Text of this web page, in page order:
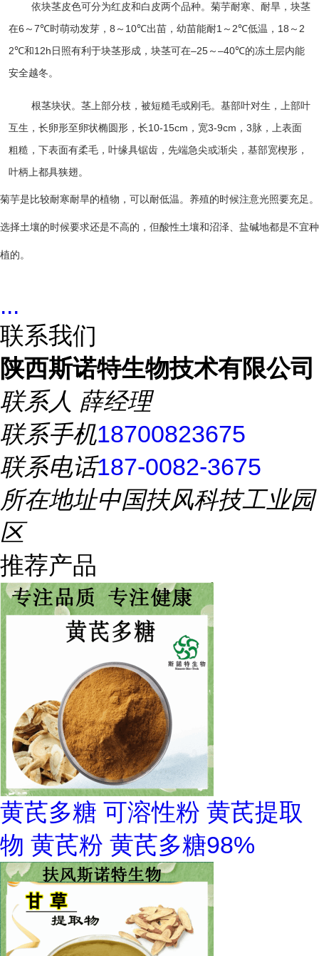
依块茎皮色可分为红皮和白皮两个品种。菊芋耐寒、耐旱，块茎
在6 ～7℃时萌动发芽， 8 ～ 10℃出苗，幼苗能耐1 ～ 2℃低温， 18 ～ 2
2℃和12h日照有利于块茎形成，块茎可在–25～–40℃的冻土层内能
安全越冬。
根茎块状。茎上部分枝，被短糙毛或刚毛。基部叶对生，上部叶
互生，长卵形至卵状椭圆形，长10-15cm ，宽3-9cm ， 3脉，上表面
粗糙，下表面有柔毛，叶缘具锯齿，先端急尖或渐尖，基部宽楔形，
叶柄上都具狭翅。
菊芋是比较耐寒耐旱的植物，可以耐低温。养殖的时候注意光照要充足。
选择土壤的时候要求还是不高的，但酸性土壤和沼泽、盐碱地都是不宜种
植的。
...
联系我们
陕西斯诺特生物技术有限公司
联系人 薛经理
联系手机18700823675
联系电话187-0082-3675
所在地址中国扶风科技工业园
区
推荐产品
黄芪多糖 可溶性粉 黄芪提取
物 黄芪粉 黄芪多糖98%